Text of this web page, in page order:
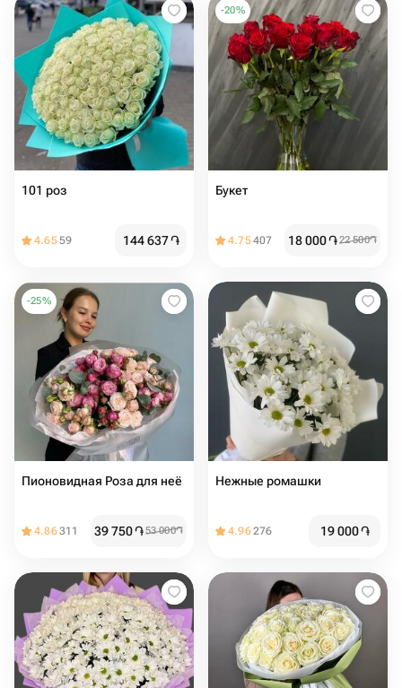
101 роз
4.6559 144 637֏
-20%
Букет
4.75407 18 000֏22 500֏
-25%
Пионовидная Роза для неё
4.86311 39 750֏53 000֏
Нежные ромашки
4.96276 19 000֏